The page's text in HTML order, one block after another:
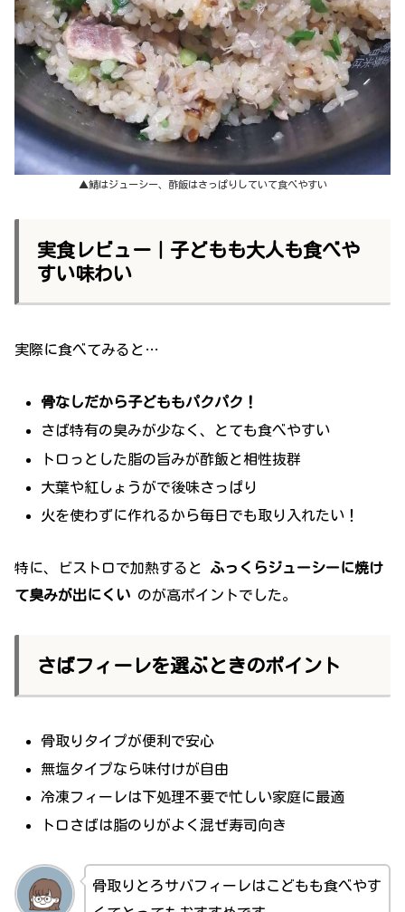
▲鯖はジューシー、酢飯はさっぱりしていて食べやすい
実食レビュー｜子どもも大人も食べや
すい味わい
実際に食べてみると…
骨なしだから子どももパクパク！
さば特有の臭みが少なく、とても食べやすい
トロっとした脂の旨みが酢飯と相性抜群
大葉や紅しょうがで後味さっぱり
火を使わずに作れるから毎日でも取り入れたい！
特に、ビストロで加熱すると ふっくらジューシーに焼け
て臭みが出にくい のが高ポイントでした。
さばフィーレを選ぶときのポイント
骨取りタイプが便利で安心
無塩タイプなら味付けが自由
冷凍フィーレは下処理不要で忙しい家庭に最適
トロさばは脂のりがよく混ぜ寿司向き
骨取りとろサバフィーレはこどもも食べやす